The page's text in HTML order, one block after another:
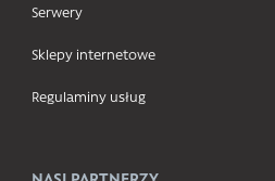
Serwery
Sklepy internetowe
Regulaminy usług